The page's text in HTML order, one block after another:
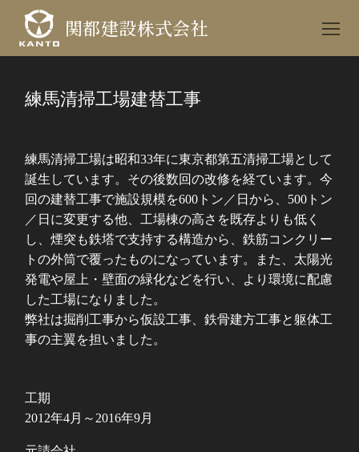
関都建設株式会社
練馬清掃工場建替工事
練馬清掃工場は昭和33年に東京都第五清掃工場として
誕生しています。その後数回の改修を経ています。今
回の建替工事で施設規模を600トン／日から、500トン
／日に変更する他、工場棟の高さを既存よりも低く
し、煙突も鉄塔で支持する構造から、鉄筋コンクリー
トの外筒で覆ったものになっています。また、太陽光
発電や屋上・壁面の緑化などを行い、より環境に配慮
した工場になりました。
弊社は掘削工事から仮設工事、鉄骨建方工事と躯体工
事の主翼を担いました。
工期
2012年4月～2016年9月